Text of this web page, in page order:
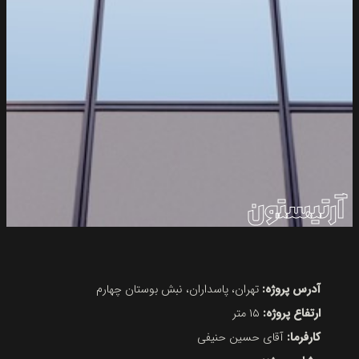
آرتیستون
آدرس پروژه: تهران، پاسداران، نبش بوستان چهارم
ارتفاع پروژه:
کارفرما: آقای حسین حنیفی